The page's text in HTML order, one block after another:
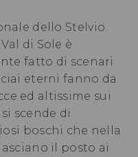
dello Stelvio.
di Sole è
fatto di scenari
eterni fanno da
ed altissime sui
scende di
boschi che nella
il posto ai